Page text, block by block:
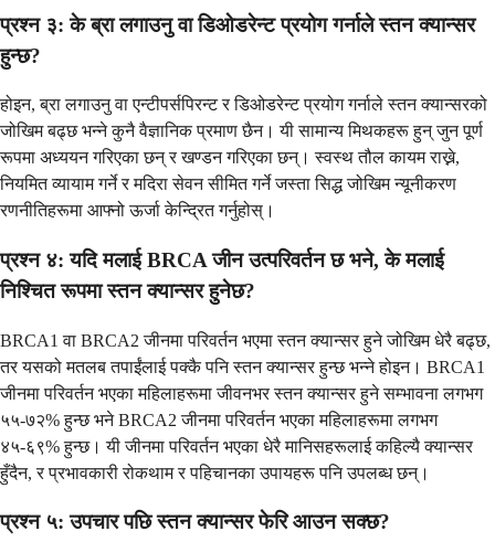
प्रश्न ३: के ब्रा लगाउनु वा डिओडरेन्ट प्रयोग गर्नाले स्तन क्यान्सर
हुन्छ?
होइन, ब्रा लगाउनु वा एन्टीपर्सपिरन्ट र डिओडरेन्ट प्रयोग गर्नाले स्तन क्यान्सरको
जोखिम बढ्छ भन्ने कुनै वैज्ञानिक प्रमाण छैन। यी सामान्य मिथकहरू हुन् जुन पूर्ण
रूपमा अध्ययन गरिएका छन् र खण्डन गरिएका छन्। स्वस्थ तौल कायम राख्ने,
नियमित व्यायाम गर्ने र मदिरा सेवन सीमित गर्ने जस्ता सिद्ध जोखिम न्यूनीकरण
रणनीतिहरूमा आफ्नो ऊर्जा केन्द्रित गर्नुहोस्।
प्रश्न ४: यदि मलाई BRCA जीन उत्परिवर्तन छ भने, के मलाई
निश्चित रूपमा स्तन क्यान्सर हुनेछ?
BRCA1 वा BRCA2 जीनमा परिवर्तन भएमा स्तन क्यान्सर हुने जोखिम धेरै बढ्छ,
तर यसको मतलब तपाईंलाई पक्कै पनि स्तन क्यान्सर हुन्छ भन्ने होइन। BRCA1
जीनमा परिवर्तन भएका महिलाहरूमा जीवनभर स्तन क्यान्सर हुने सम्भावना लगभग
५५-७२% हुन्छ भने BRCA2 जीनमा परिवर्तन भएका महिलाहरूमा लगभग
४५-६९% हुन्छ। यी जीनमा परिवर्तन भएका धेरै मानिसहरूलाई कहिल्यै क्यान्सर
हुँदैन, र प्रभावकारी रोकथाम र पहिचानका उपायहरू पनि उपलब्ध छन्।
प्रश्न ५: उपचार पछि स्तन क्यान्सर फेरि आउन सक्छ?